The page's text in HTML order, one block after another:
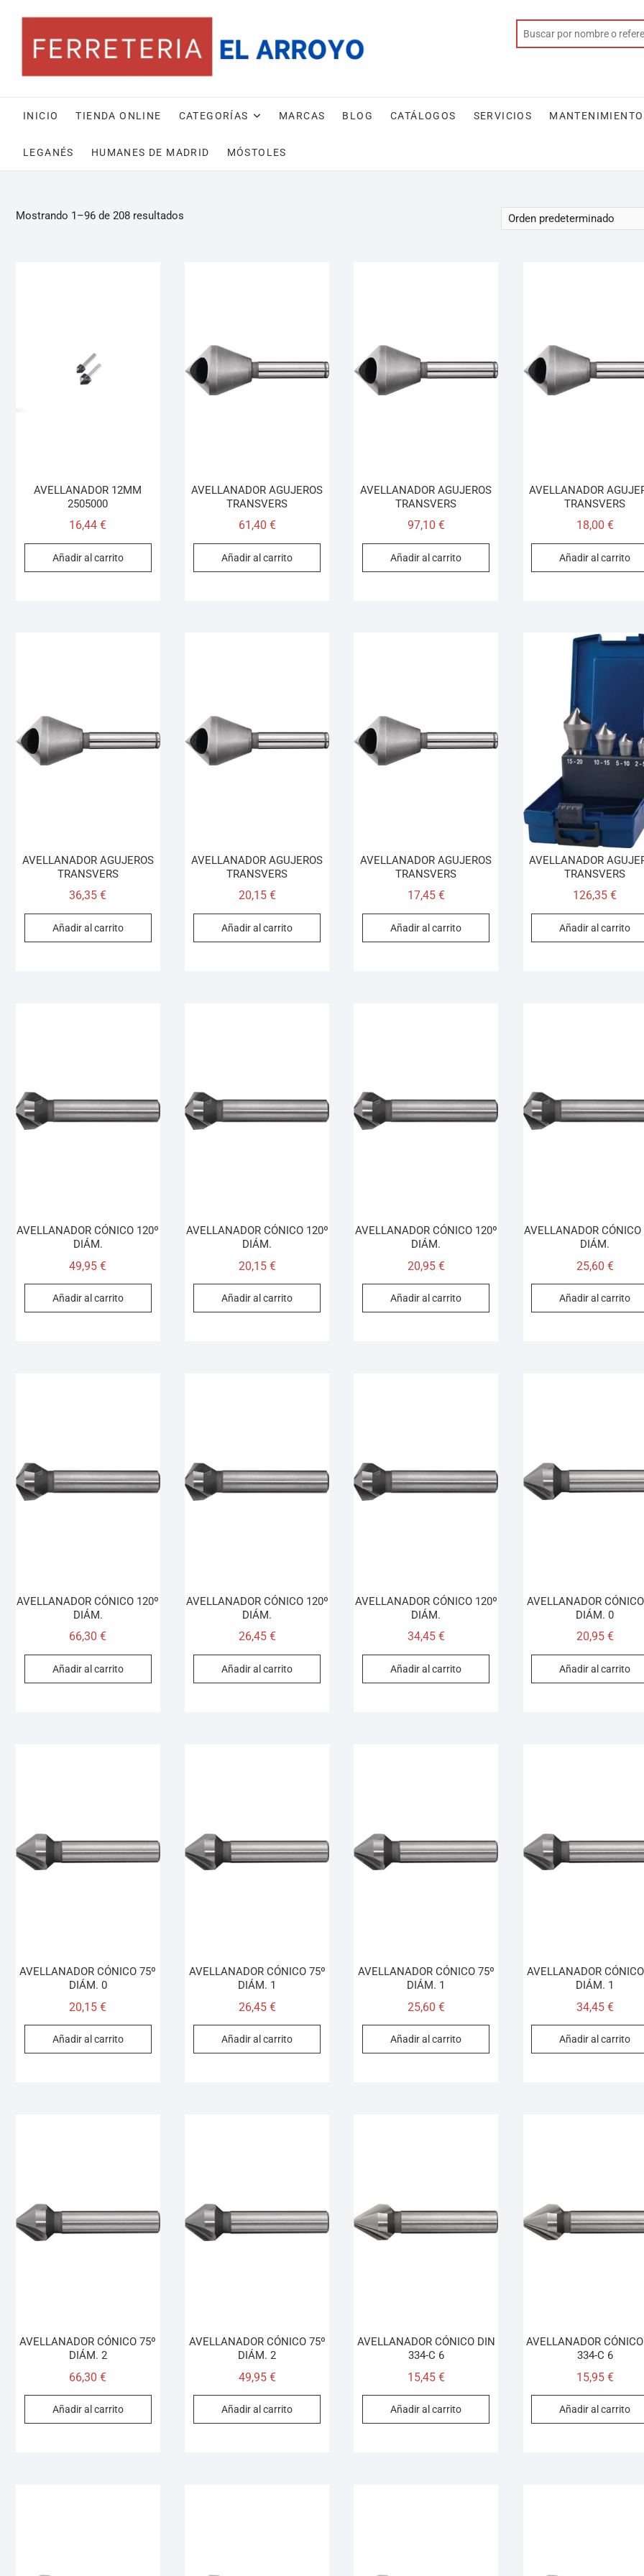
INICIO TIENDA ONLINE CATEGORÍAS MARCAS BLOG CATÁLOGOS SERVICIOS
LEGANÉS HUMANES DE MADRID MÓSTOLES
Mostrando 1–96 de 208 resultados
AVELLANADOR 12MM
2505000
16,44€
Añadir al carrito
AVELLANADOR AGUJEROS
TRANSVERS
61,40 €
Añadir al carrito
AVELLANADOR AGUJEROS
TRANSVERS
97,10 €
Añadir al carrito
AVELLANADOR
TRANSVERS
18,00 €
Añadir al carrito
AVELLANADOR AGUJEROS
TRANSVERS
36,35€
Añadir al carrito
AVELLANADOR AGUJEROS
TRANSVERS
20,15 €
Añadir al carrito
AVELLANADOR AGUJEROS
TRANSVERS
17,45 €
Añadir al carrito
AVELLANADOR
TRANSVERS
126,35€
Añadir al carrito
AVELLANADOR CÓNICO 120º
DIÁM.
49,95€
Añadir al carrito
AVELLANADOR CÓNICO 120º
DIÁM.
20,15 €
Añadir al carrito
AVELLANADOR CÓNICO 120º
DIÁM.
20,95 €
Añadir al carrito
AVELLANADOR CÓNICO
DIÁM.
25,60 €
Añadir al carrito
AVELLANADOR CÓNICO 120º
DIÁM.
66,30€
Añadir al carrito
AVELLANADOR CÓNICO 120º
DIÁM.
26,45 €
Añadir al carrito
AVELLANADOR CÓNICO 120º
DIÁM.
34,45 €
Añadir al carrito
AVELLANADOR
DIÁM. 0
20,95 €
Añadir al carrito
AVELLANADOR CÓNICO 75º
DIÁM. 0
20,15€
Añadir al carrito
AVELLANADOR CÓNICO 75º
DIÁM. 1
26,45 €
Añadir al carrito
AVELLANADOR CÓNICO 75º
DIÁM. 1
25,60 €
Añadir al carrito
AVELLANADOR
DIÁM. 1
34,45 €
Añadir al carrito
AVELLANADOR CÓNICO 75º
DIÁM. 2
66,30€
Añadir al carrito
AVELLANADOR CÓNICO 75º
DIÁM. 2
49,95 €
Añadir al carrito
AVELLANADOR CÓNICO DIN
334-C 6
15,45 €
Añadir al carrito
AVELLANADOR
334-C 6
15,95 €
Añadir al carrito